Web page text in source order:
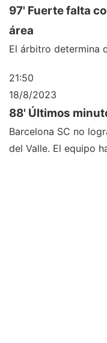
97' Fuerte falta
área
El árbitro determina
21:50
18/8/2023
88' Últimos
Barcelona SC no
del Valle. El equipo